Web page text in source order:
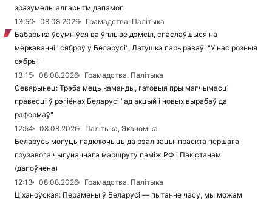
зразумелы алгарытм дапамогі
13:50
08.08.2026
Грамадства, Палітыка
Бабарыка ўсумніўся ва ўплыве дэмсіл, спаслаўшыся на
меркаванні "сяброў у Беларусі", Латушка парыраваў: "У нас розныя
сябры"
13:15
08.08.2026
Грамадства, Палітыка
Севярынец: Трэба мець каманды, гатовыя пры магчымасці
правесці ў рэгіёнах Беларусі "ад акцый і новых вырабаў да
рэформаў"
12:54
08.08.2026
Палітыка, Эканоміка
Беларусь могуць падключыць да рэалізацыі праекта першага
грузавога чыгуначнага маршруту паміж РФ і Пакістанам
(дапоўнена)
12:13
08.08.2026
Грамадства, Палітыка
Ціханоўская: Перамены ў Беларусі — пытанне часу, мы можам